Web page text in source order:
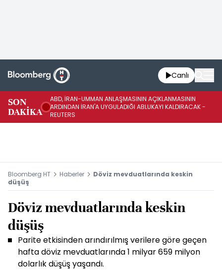
Canlı
SON
DAKİKA
ABD, İRAN-UMMAN ANLAŞMASININ AÇIKLANMASININ
ARDINDAN İRAN'A UYGULADIĞI ABLUKAYI KALDIRACAK -
REUTERS
Bloomberg HT Haberler
Döviz mevduatlarında keskin
düşüş
Döviz mevduatlarında keskin
düşüş
Parite etkisinden arındırılmış verilere göre geçen
hafta döviz mevduatlarında 1 milyar 659 milyon
dolarlık düşüş yaşandı.